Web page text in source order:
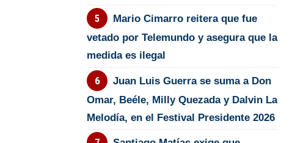
Mario Cimarro reitera que fue
vetado por Telemundo y asegura que la
medida es ilegal
Juan Luis Guerra se suma a Don
Omar, Beéle, Milly Quezada y Dalvin La
Melodía, en el Festival Presidente 2026